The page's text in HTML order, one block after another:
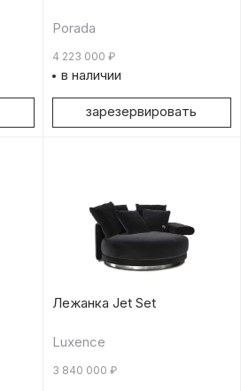
Porada
4 223 000 ₽
в наличии
зарезервировать
Лежанка Jet Set
Luxence
3 840 000 ₽